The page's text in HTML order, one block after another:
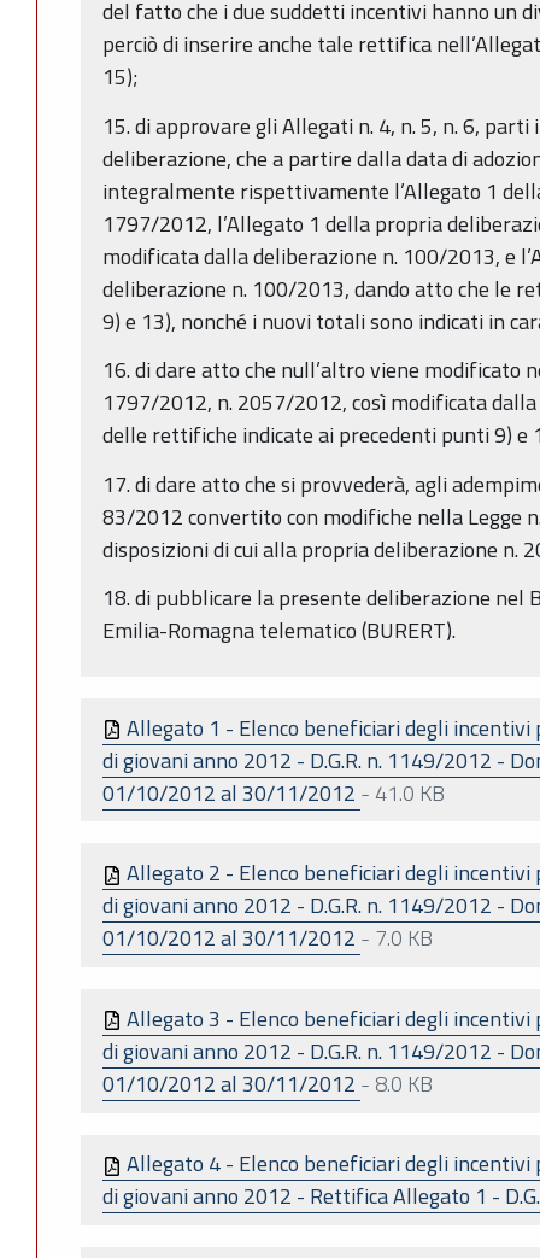
del fatto che i due suddetti incentivi hanno un
perciò di inserire anche tale rettifica
15);
15. di approvare gli Allegati n. 4, n. 5, n. 6,
deliberazione, che a partire dalla data di
integralmente rispettivamente l’Allegato 1
1797/2012, l’Allegato 1 della propria
modificata dalla deliberazione n. 100/2013, e
deliberazione n. 100/2013, dando atto che le
9) e 13), nonché i nuovi totali sono indicati in
16. di dare atto che null’altro viene modificato
1797/2012, n. 2057/2012, così modificata
delle rettifiche indicate ai precedenti punti 9) e
17. di dare atto che si provvederà, agli
83/2012 convertito con modifiche nella Legge
disposizioni di cui alla propria deliberazione n.
18. di pubblicare la presente deliberazione
Emilia-Romagna telematico (BURERT).
Allegato 1 - Elenco beneficiari degli
di giovani anno 2012 - D.G.R. n. 1149/2012 -
01/10/2012 al 30/11/2012 - 41.0 KB
Allegato 2 - Elenco beneficiari degli
di giovani anno 2012 - D.G.R. n. 1149/2012 -
01/10/2012 al 30/11/2012 - 7.0 KB
Allegato 3 - Elenco beneficiari degli
di giovani anno 2012 - D.G.R. n. 1149/2012 -
01/10/2012 al 30/11/2012 - 8.0 KB
Allegato 4 - Elenco beneficiari degli
di giovani anno 2012 - Rettifica Allegato 1 -